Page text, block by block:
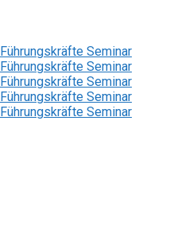
Seminar
Seminar
Seminar
Seminar
Seminar